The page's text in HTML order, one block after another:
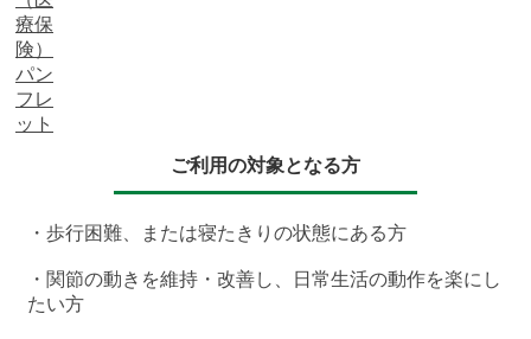
ご利用の対象となる方
・歩行困難、または寝たきりの状態にある方
・関節の動きを維持・改善し、日常生活の動作を楽にし
たい方